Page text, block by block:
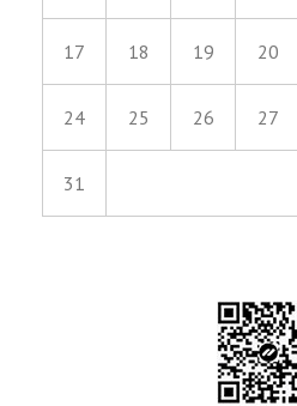
17 18 19 20
24 25 26 27
31